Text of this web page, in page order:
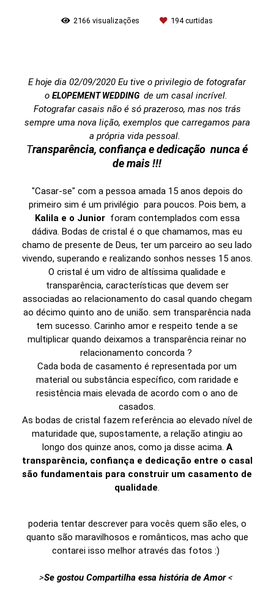
2166 visualizações 194curtidas
E hoje dia 02/09/2020 Eu tive o privilegio de fotografar
oELOPEMENT WEDDING de um casal incrível.
Fotografar casais não é só prazeroso, mas nos trás
sempre uma nova lição, exemplos que carregamos para
a própria vida pessoal.
Transparência, confiança e dedicação nunca é
de mais !!!
"Casar-se" com a pessoa amada 15 anos depois do
primeiro sim é um privilégio para poucos. Pois bem, a
Kalila e o Junior foram contemplados com essa
dádiva. Bodas de cristal é o que chamamos, mas eu
chamo de presente de Deus, ter um parceiro ao seu lado
vivendo, superando e realizando sonhos nesses 15 anos.
O cristal é um vidro de altíssima qualidade e
transparência, características que devem ser
associadas ao relacionamento do casal quando chegam
ao décimo quinto ano de união. sem transparência nada
tem sucesso. Carinho amor e respeito tende a se
multiplicar quando deixamos a transparência reinar no
relacionamento concorda ?
Cada boda de casamento é representada por um
material ou substância específico, com raridade e
resistência mais elevada de acordo com o ano de
casados.
As bodas de cristal fazem referência ao elevado nível de
maturidade que, supostamente, a relação atingiu ao
longo dos quinze anos, como ja disse acima. A
transparência, confiança e dedicação entre o casal
são fundamentais para construir um casamento de
qualidade.
poderia tentar descrever para vocês quem são eles, o
quanto são maravilhosos e românticos, mas acho que
contarei isso melhor através das fotos :)
>Se gostou Compartilha essa história de Amor<